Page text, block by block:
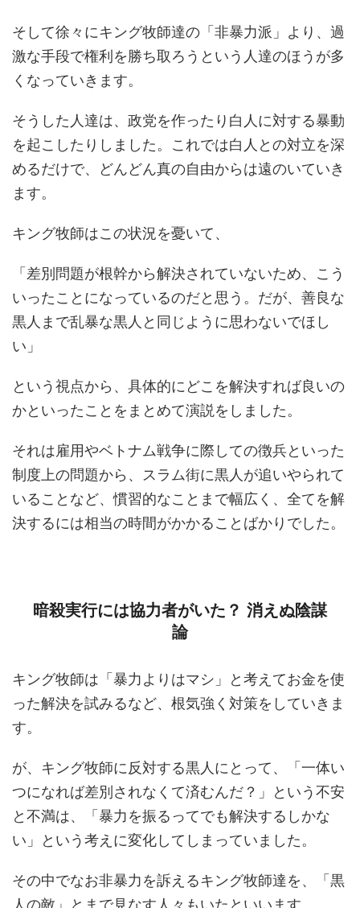
そして徐々にキング牧師達の「非暴力派」より、過
激な手段で権利を勝ち取ろうという人達のほうが多
くなっていきます。
そうした人達は、政党を作ったり白人に対する暴動
を起こしたりしました。これでは白人との対立を深
めるだけで、どんどん真の自由からは遠のいていき
ます。
キング牧師はこの状況を憂いて、
「差別問題が根幹から解決されていないため、こう
いったことになっているのだと思う。だが、善良な
黒人まで乱暴な黒人と同じように思わないでほし
い」
という視点から、具体的にどこを解決すれば良いの
かといったことをまとめて演説をしました。
それは雇用やベトナム戦争に際しての徴兵といった
制度上の問題から、スラム街に黒人が追いやられて
いることなど、慣習的なことまで幅広く、全てを解
決するには相当の時間がかかることばかりでした。
暗殺実行には協力者がいた？ 消えぬ陰謀
論
キング牧師は「暴力よりはマシ」と考えてお金を使
った解決を試みるなど、根気強く対策をしていきま
す。
が、キング牧師に反対する黒人にとって、「一体い
つになれば差別されなくて済むんだ？」という不安
と不満は、「暴力を振るってでも解決するしかな
い」という考えに変化してしまっていました。
その中でなお非暴力を訴えるキング牧師達を、「黒
人の敵」とまで見なす人々もいたといいます。